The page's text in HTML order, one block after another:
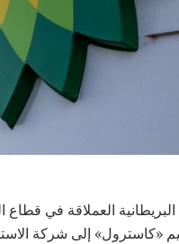
البريطانية العملاقة في قطاع